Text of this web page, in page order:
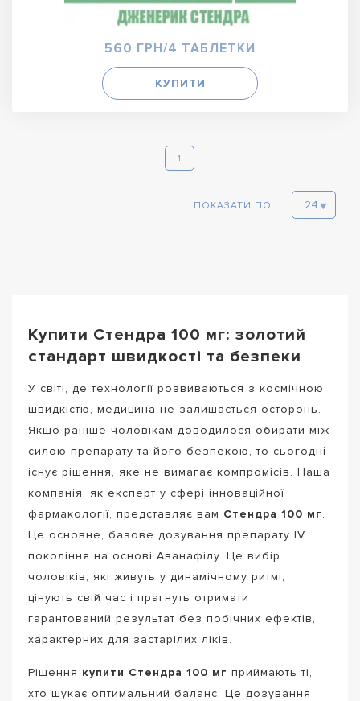
560 ГРН/4 ТАБЛЕТКИ
КУПИТИ
1
ПОКАЗАТИ ПО
Купити Стендра 100 мг: золотий
стандарт швидкості та безпеки
У світі, де технології розвиваються з космічною
швидкістю, медицина не залишається осторонь.
Якщо раніше чоловікам доводилося обирати між
силою препарату та його безпекою, то сьогодні
існує рішення, яке не вимагає компромісів. Наша
компанія, як експерт у сфері інноваційної
фармакології, представляє вам Стендра 100 мг.
Це основне, базове дозування препарату IV
покоління на основі Аванафілу. Це вибір
чоловіків, які живуть у динамічному ритмі,
цінують свій час і прагнуть отримати
гарантований результат без побічних ефектів,
характерних для застарілих ліків.
Рішення купити Стендра 100 мг приймають ті,
хто шукає оптимальний баланс. Це дозування